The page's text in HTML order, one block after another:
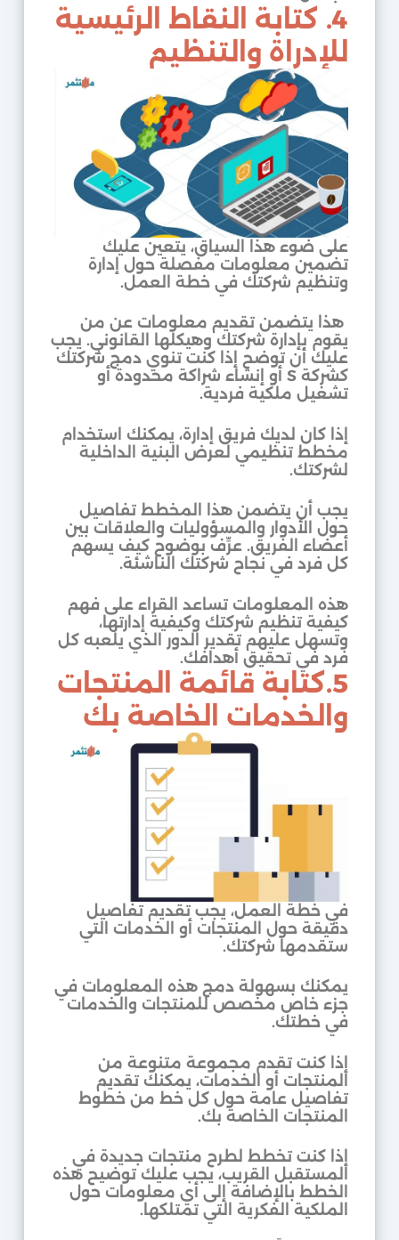
4. كتابة النقاط الرئيسية
للإدراة والتنظيم
على ضوء هذا السياق، يتعين عليك
تضمين معلومات مفصلة حول إدارة
وتنظيم شركتك في خطة العمل.
هذا يتضمن تقديم معلومات عن من
يقوم بإدارة شركتك وهيكلها القانوني. يجب
عليك أن توضح إذا كنت تنوي دمج شركتك
كشركة S أو إنشاء شراكة محدودة أو
تشغيل ملكية فردية.
إذا كان لديك فريق إدارة، يمكنك استخدام
مخطط تنظيمي لعرض البنية الداخلية
لشركتك.
يجب أن يتضمن هذا المخطط تفاصيل
حول الأدوار والمسؤوليات والعلاقات بين
أعضاء الفريق. عرِّف بوضوح كيف يسهم
كل فرد في نجاح شركتك الناشئة.
هذه المعلومات تساعد القراء على فهم
كيفية تنظيم شركتك وكيفية إدارتها،
وتسهل عليهم تقدير الدور الذي يلعبه كل
فرد في تحقيق أهدافك.
5.كتابة قائمة المنتجات
والخدمات الخاصة بك
في خطة العمل، يجب تقديم تفاصيل
دقيقة حول المنتجات أو الخدمات التي
ستقدمها شركتك.
يمكنك بسهولة دمج هذه المعلومات في
جزء خاص مخصص للمنتجات والخدمات
في خطتك.
إذا كنت تقدم مجموعة متنوعة من
المنتجات أو الخدمات، يمكنك تقديم
تفاصيل عامة حول كل خط من خطوط
المنتجات الخاصة بك.
إذا كنت تخطط لطرح منتجات جديدة في
المستقبل القريب، يجب عليك توضيح هذه
الخطط بالإضافة إلى أي معلومات حول
الملكية الفكرية التي تمتلكها.